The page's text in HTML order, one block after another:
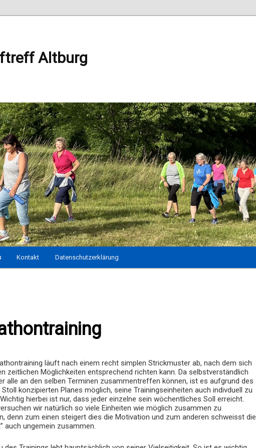
Altburg
Kontakt Datenschutzerklärung
läuft nach einem recht simplen Strickmuster ab, nach dem sich
zeitlichen Möglichkeiten entsprechend richten kann. Da selbstverständlich
alle an den selben Terminen zusammentreffen können, ist es aufgrund des
konzipierten Planes möglich, seine Trainingseinheiten auch indivduell zu
hierbei ist nur, dass jeder einzelne sein wöchentliches Soll erreicht.
wir natürlich so viele Einheiten wie möglich zusammen zu
denn zum einen steigert dies die Motivation und zum anderen schweisst die
auch ungemein zusammen.